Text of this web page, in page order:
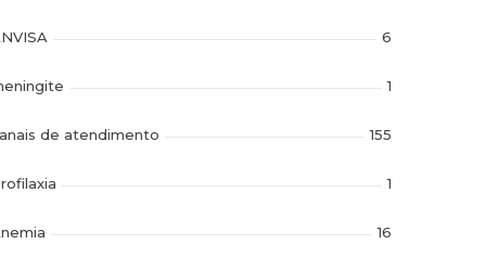
6
1
de atendimento 155
1
16